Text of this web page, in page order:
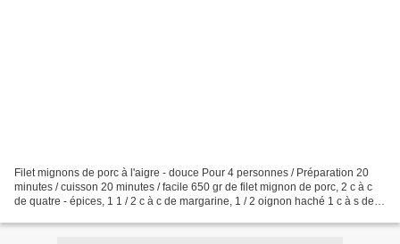
Filet mignons de porc à l'aigre - douce Pour 4 personnes / Préparation 20
minutes / cuisson 20 minutes / facile 650 gr de filet mignon de porc, 2 c à c
de quatre - épices, 1 1 / 2 c à c de margarine, 1 / 2 oignon haché 1 c à s de